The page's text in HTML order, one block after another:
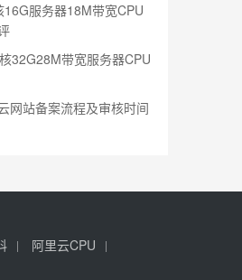
服务器18M带宽CPU
32G28M带宽服务器CPU
网站备案流程及审核时间
阿里云CPU